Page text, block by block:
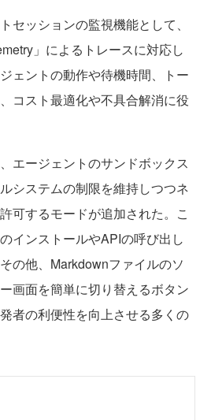
セッションの監視機能として、
」によるトレースに対応し
ェントの動作や待機時間、トー
コスト最適化や不具合解消に役
エージェントのサンドボックス
システムの制限を維持しつつネ
可するモードが追加された。こ
インストールやAPIの呼び出し
の他、Markdownファイルのソ
画面を簡単に切り替えるボタン
者の利便性を向上させる多くの